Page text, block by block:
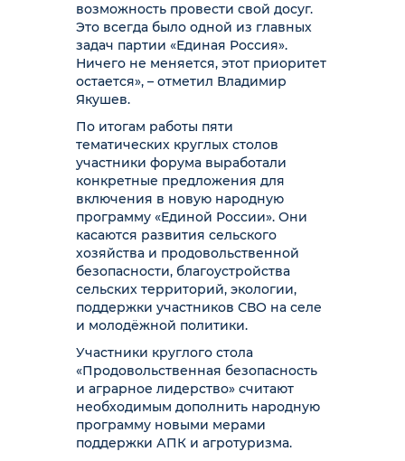
возможность провести свой досуг.
Это всегда было одной из главных
задач партии «Единая Россия».
Ничего не меняется, этот приоритет
остается», – отметил Владимир
Якушев.
По итогам работы пяти
тематических круглых столов
участники форума выработали
конкретные предложения для
включения в новую народную
программу «Единой России». Они
касаются развития сельского
хозяйства и продовольственной
безопасности, благоустройства
сельских территорий, экологии,
поддержки участников СВО на селе
и молодёжной политики.
Участники круглого стола
«Продовольственная безопасность
и аграрное лидерство» считают
необходимым дополнить народную
программу новыми мерами
поддержки АПК и агротуризма.